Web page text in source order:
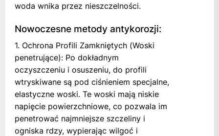
woda wnika przez nieszczelności.
Nowoczesne metody antykorozji:
1. Ochrona Profili Zamkniętych (Woski
penetrujące): Po dokładnym
oczyszczeniu i osuszeniu, do profili
wtryskiwane są pod ciśnieniem specjalne,
elastyczne woski. Te woski mają niskie
napięcie powierzchniowe, co pozwala im
penetrować najmniejsze szczeliny i
ogniska rdzy, wypierając wilgoć i